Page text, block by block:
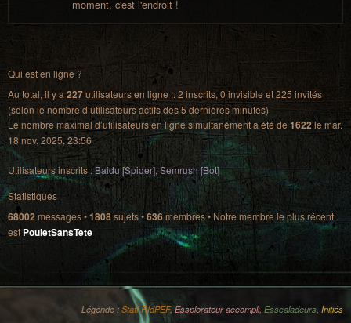
moment, c'est l'endroit !
Qui est en ligne ?
Au total, il y a 227utilisateurs en ligne :: 2 inscrits, 0 invisible et 225 invités
(selon le nombre d’utilisateurs actifs des 5 dernières minutes)
Le nombre maximal d’utilisateurs en ligne simultanément a été de 1622le mar.
18 nov. 2025, 23:56
Utilisateurs inscrits :Baidu [Spider],Semrush [Bot]
Statistiques
68002messages •1808sujets •636membres • Notre membre le plus récent
estPouletSansTete
Légende :Staff RIdPEF, Essplorateur accompli, Esscaladeurs Initiés